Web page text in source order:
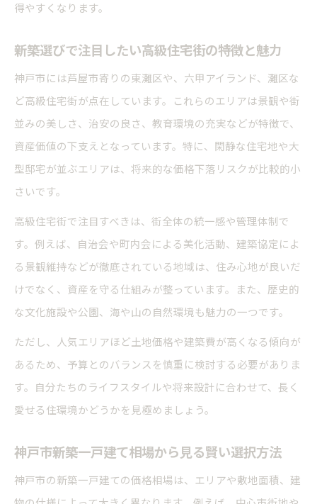
得やすくなります。
新築選びで注目したい高級住宅街の特徴と魅力
神戸市には芦屋市寄りの東灘区や、六甲アイランド、灘区な
ど高級住宅街が点在しています。これらのエリアは景観や街
並みの美しさ、治安の良さ、教育環境の充実などが特徴で、
資産価値の下支えとなっています。特に、閑静な住宅地や大
型邸宅が並ぶエリアは、将来的な価格下落リスクが比較的小
さいです。
高級住宅街で注目すべきは、街全体の統一感や管理体制で
す。例えば、自治会や町内会による美化活動、建築協定によ
る景観維持などが徹底されている地域は、住み心地が良いだ
けでなく、資産を守る仕組みが整っています。また、歴史的
な文化施設や公園、海や山の自然環境も魅力の一つです。
ただし、人気エリアほど土地価格や建築費が高くなる傾向が
あるため、予算とのバランスを慎重に検討する必要がありま
す。自分たちのライフスタイルや将来設計に合わせて、長く
愛せる住環境かどうかを見極めましょう。
神戸市新築一戸建て相場から見る賢い選択方法
神戸市の新築一戸建ての価格相場は、エリアや敷地面積、建